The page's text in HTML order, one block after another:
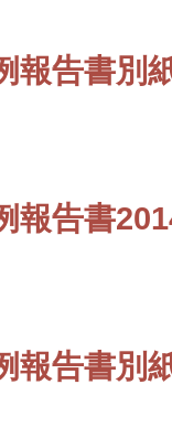
報告書別
報告書
報告書別